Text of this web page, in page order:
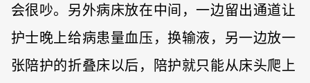
会很吵。另外病床放在中间，一边留出通道让
护士晚上给病患量血压，换输液，另一边放一
张陪护的折叠床以后，陪护就只能从床头爬上